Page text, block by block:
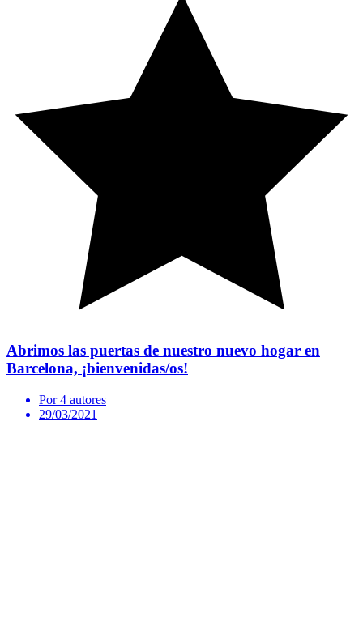
Abrimos las puertas de nuestro nuevo hogar en
Barcelona, ¡bienvenidas/os!
Por 4 autores
29/03/2021